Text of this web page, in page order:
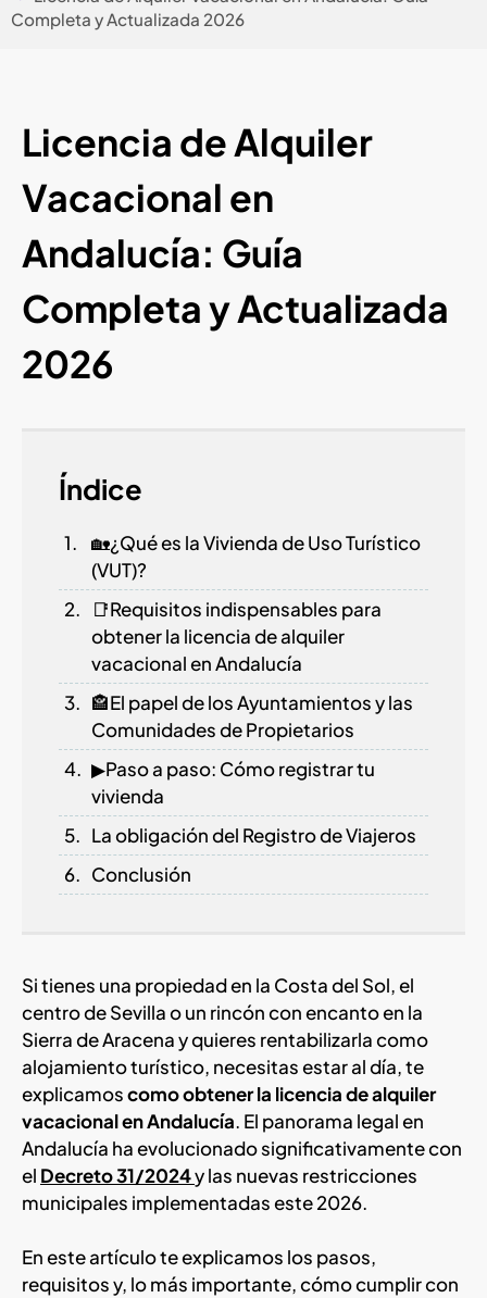
Completa y Actualizada 2026
Licencia de Alquiler
Vacacional en
Andalucía: Guía
Completa y Actualizada
2026
Índice
🏡¿Qué es la Vivienda de Uso Turístico
(VUT)?
📑Requisitos indispensables para
obtener la licencia de alquiler
vacacional en Andalucía
🏤El papel de los Ayuntamientos y las
Comunidades de Propietarios
▶Paso a paso: Cómo registrar tu
vivienda
La obligación del Registro de Viajeros
Conclusión
Si tienes una propiedad en la Costa del Sol, el
centro de Sevilla o un rincón con encanto en la
Sierra de Aracena y quieres rentabilizarla como
alojamiento turístico, necesitas estar al día, te
explicamoscomo obtener la licencia de alquiler
vacacional en Andalucía. El panorama legal en
Andalucía ha evolucionado significativamente con
el Decreto 31/2024y las nuevas restricciones
municipales implementadas este 2026.
En este artículo te explicamos los pasos,
requisitos y, lo más importante, cómo cumplir con